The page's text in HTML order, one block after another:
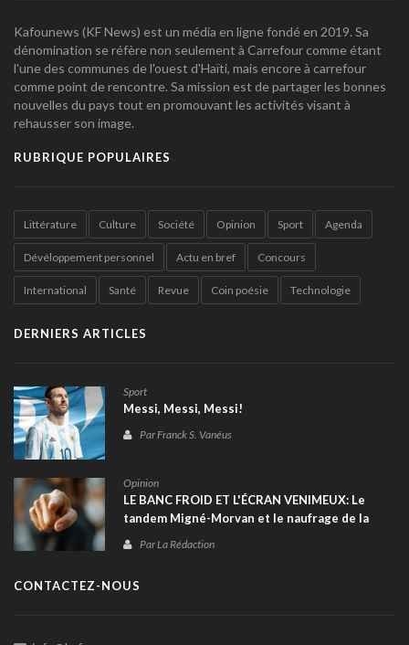
Kafounews (KF News) est un média en ligne fondé en 2019. Sa
dénomination se réfère non seulement à Carrefour comme étant
l'une des communes de l'ouest d'Haïti, mais encore à carrefour
comme point de rencontre. Sa mission est de partager les bonnes
nouvelles du pays tout en promouvant les activités visant à
rehausser son image.
RUBRIQUE POPULAIRES
Littérature Culture Société Opinion Sport Agenda
Dévéloppement personnel Actu en bref Concours
International Santé Revue Coin poésie Technologie
DERNIERS ARTICLES
Sport
Messi, Messi, Messi!
Par Franck S. Vanéus
Opinion
LE BANC FROID ET L'ÉCRAN VENIMEUX: Le
tandem Migné-Morvan et le naufrage de la
sélection haïtienne à la Coupe du monde 2026
Par La Rédaction
CONTACTEZ-NOUS